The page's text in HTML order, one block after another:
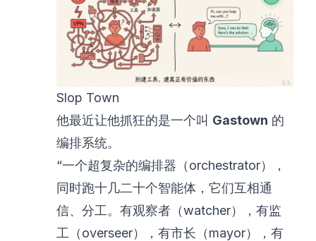
Slop Town
他最近让他抓狂的是一个叫 Gastown 的
编排系统。
“一个超复杂的编排器（orchestrator），
同时跑十几二十个智能体，它们互相通
信、分工。有观察者（watcher），有监
工（overseer），有市长（mayor），有